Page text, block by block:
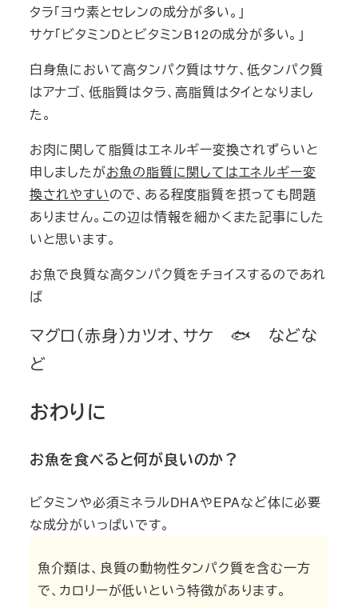
タラ「ヨウ素とセレンの成分が多い。」
サケ「ビタミンDとビタミンB12の成分が多い。」
白身魚において高タンパク質はサケ、低タンパク質
はアナゴ、低脂質はタラ、高脂質はタイとなりまし
た。
お肉に関して脂質はエネルギー変換されずらいと
申しましたがお魚の脂質に関してはエネルギー変
換されやすいので、ある程度脂質を摂っても問題
ありません。この辺は情報を細かくまた記事にした
いと思います。
お魚で良質な高タンパク質をチョイスするのであれ
ば
マグロ（赤身）カツオ、サケ 🐟 などな
ど
おわりに
お魚を食べると何が良いのか？
ビタミンや必須ミネラルDHAやEPAなど体に必要
な成分がいっぱいです。
魚介類は、良質の動物性タンパク質を含む一方
で、カロリーが低いという特徴があります。